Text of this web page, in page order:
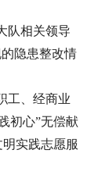
队相关领导
隐患整改情
工、经商业
初心”无偿献
实践志愿服